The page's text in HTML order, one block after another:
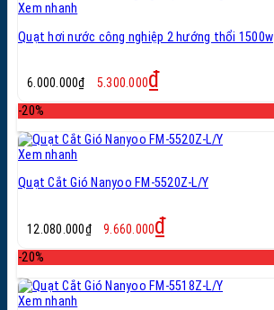
Xem nhanh
Quạt hơi nước công nghiệp 2 hướng thổi 1500w
6.000.000₫
Giá
gốc
là:
6.000.000₫.
5.300.000₫
tại
là:
5.300.000₫.
-20%
Xem nhanh
Quạt Cắt Gió Nanyoo FM-5520Z-L/Y
12.080.000₫
Giá
gốc
là:
12.080.000₫.
9.660.000₫
tại
là:
9.660.000₫.
-20%
Xem nhanh